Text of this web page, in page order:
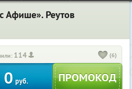
Афише». Реутов
114 (6)
0 руб.